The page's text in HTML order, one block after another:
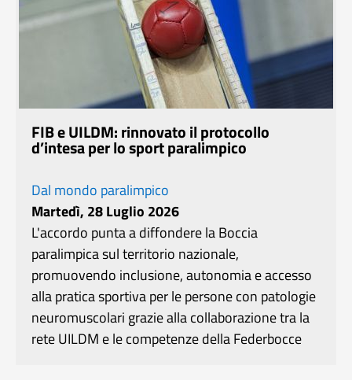
FIB e UILDM: rinnovato il protocollo
d’intesa per lo sport paralimpico
Dal mondo paralimpico
Martedì, 28 Luglio 2026
L'accordo punta a diffondere la Boccia
paralimpica sul territorio nazionale,
promuovendo inclusione, autonomia e accesso
alla pratica sportiva per le persone con patologie
neuromuscolari grazie alla collaborazione tra la
rete UILDM e le competenze della Federbocce